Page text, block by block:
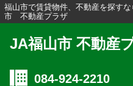
福山市で賃貸物件、不動産を探す
市 不動産プラザ
JA福山市 不動産
084-924-2210